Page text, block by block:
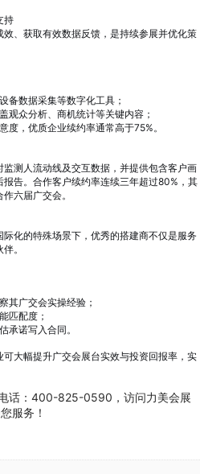
持
、获取有效数据反馈，是持续参展并优化策
备数据采集等数字化工具；
观众分析、商机统计等关键内容；
度，优质企业续约率通常高于75%。
测人流动线及交互数据，并提供包含客户画
告。合作客户续约率连续三年超过80%，其
六届广交会。
化的特殊场景下，优秀的搭建商不仅是服务
。
其广交会实操经验；
匹配度；
承诺写入合同。
大幅提升广交会展台实效与投资回报率，实
话：400-825-0590，访问力美会展
服务！
05 19:07:53
低价港澳展装暗藏套路！2026 跨境展览设计：通关额外花费避雷指南